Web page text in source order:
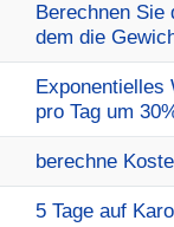
Berechnen
dem die
Exponentielles
pro Tag um
berechne
5 Tage auf